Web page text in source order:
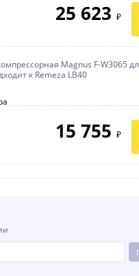
25 623 ₽
Magnus F-W3065
к Remeza LB40
15 755 ₽